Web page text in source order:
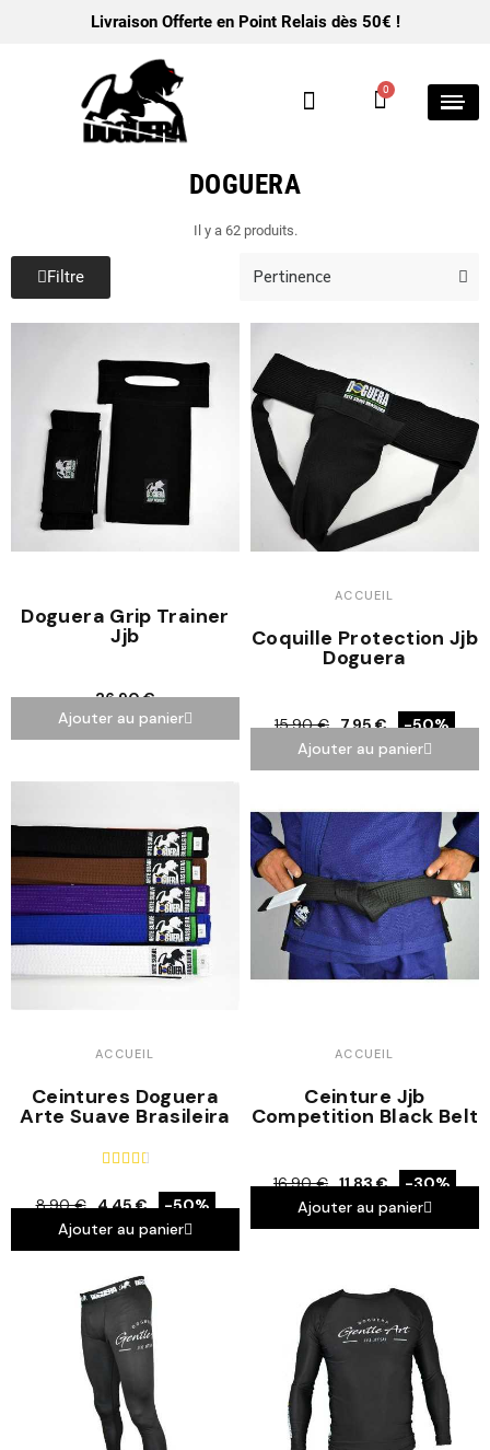
Livraison Offerte en Point Relais dès 50€ !
DOGUERA
Il y a 62 produits.
Filtre
Doguera Grip Trainer
Jjb
26,90 €
Ajouter au panier
ACCUEIL
Coquille Protection Jjb
Doguera
15,90 € 7,95 €
-50%
Ajouter au panier
ACCUEIL
Ceintures Doguera
Arte Suave Brasileira
    
8,90 € 4,45 €
-50%
Ajouter au panier
ACCUEIL
Ceinture Jjb
Competition Black Belt
16,90 € 11,83 €
-30%
Ajouter au panier